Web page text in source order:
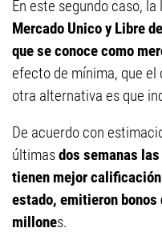
En este segundo caso,
Mercado Unico y Libre
que se conoce como
efecto de mínima, que el
otra alternativa es que
De acuerdo con
últimasdos semanas
tienen mejor
estado, emitieron
millones.